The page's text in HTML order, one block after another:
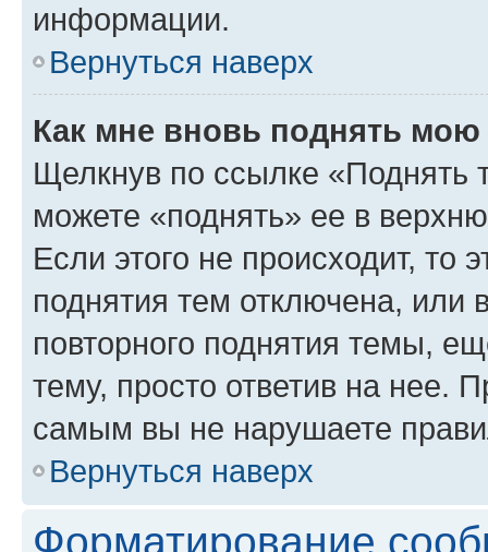
информации.
Вернуться наверх
Как мне вновь поднять мою
Щелкнув по ссылке «Поднять
можете «поднять» ее в
Если этого не происходит, то
поднятия тем отключена, или
повторного поднятия темы,
тему, просто ответив на нее.
самым вы не нарушаете
Вернуться наверх
Форматирование